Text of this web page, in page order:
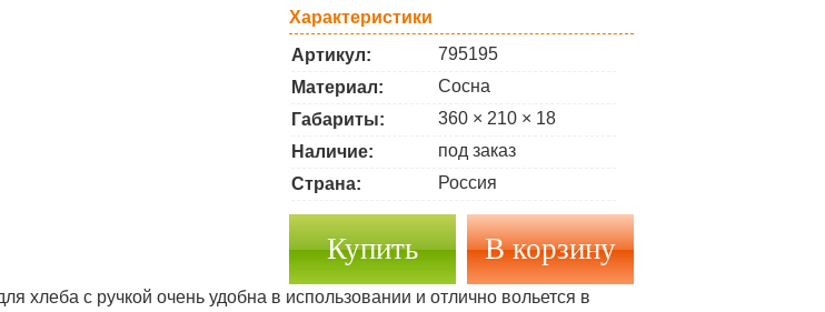
Характеристики
Артикул:
795195
Материал:
Сосна
Габариты:
360 × 210 × 18
Наличие:
под заказ
Страна:
Россия
Купить
хлеба с ручкой очень удобна в использовании и отлично вольется в